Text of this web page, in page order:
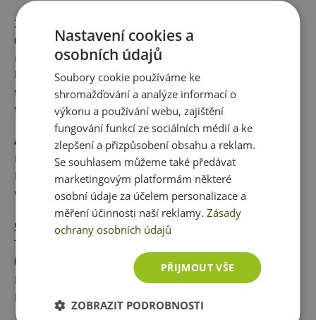
3. Zlepšuje kondici nejen těla ale i „ducha“
Cvičení zlepšuje koncentraci, paměť a stimuluje růst
nervových buněk. Cvičení zlepšuje mentální výkon u lidí
každé věkové kategorie. Ze cvičení profituje naše
schopnost soustředění i plánování. Tedy celkově
snadnější myšlení a lepší paměť.
4. Kvalitní spánek
Lidé, kteří cvičí mají mnohem kvalitnější spánek. Naopak
lidé, kteří nemají žádný pohyb, si mohou připadat ospalí,
většinou jim klesá soustředěnost i motivace.
5. Lepší odolnost vůči stresu
To že se nám během cvičení vyplavují endorfiny
(hormony štěstí) se už dávno ví. Nenajdete lepší lék
proti stresu a depresi, než je pohyb. Navíc se snižuje
produkce kortizolu (stresového hormonu).
Nastavení cookies a
osobních údajů
Soubory cookie používáme ke
shromažďování a analýze informací o
výkonu a používání webu, zajištění
fungování funkcí ze sociálních médií a ke
zlepšení a přizpůsobení obsahu a reklam.
Se souhlasem můžeme také předávat
marketingovým platformám některé
osobní údaje za účelem personalizace a
měření účinnosti naší reklamy.Zásady
ochrany osobních údajů
PŘIJMOUT VŠE
ZOBRAZIT PODROBNOSTI